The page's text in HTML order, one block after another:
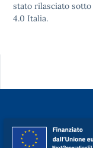
stato rilasciato sotto
4.0 Italia.